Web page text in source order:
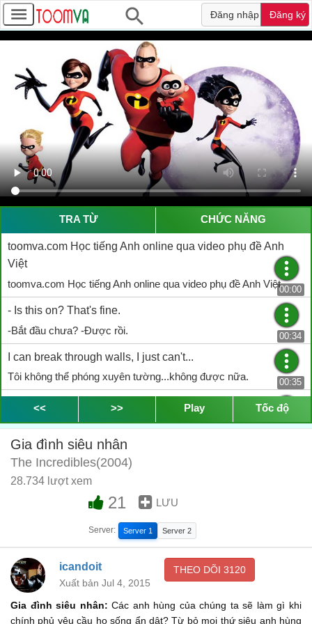
Đăng nhập Đăng ký
TRA TỪ CHỨC NĂNG
toomva.com Học tiếng Anh online qua video phụ đề Anh
Việt
toomva.com Học tiếng Anh online qua video phụ đề Anh Việt00:00
- Is this on? That's fine.
-Bắt đầu chưa? -Được rồi.
00:34
I can break through walls, I just can't...
Tôi không thể phóng xuyên tường...không được nữa.
00:35
That's fine. - I can't get this on.
-Cũng được. -Mặc bộ áo này cũng hết vừa.
00:38
Mr. Incredible... Do you have a secret identity?
Ông Incredible... Ông có danh tánh bí mật nào không?
Every superhero has a secret identity.
I don't know a single one who doesn't.
Tôi không biết người nào mà lại không có.
Who wants the pressure of being super all the time?
Ai lại muốn bị áp lực vì cứ phải làm siêu nhân suốt?
00:48
<< >> Play Tốc độ
Gia đình siêu nhân
The Incredibles(2004)
28.734 lượt xem
21 LƯU
Server: Server 1 Server 2
icandoit
Xuất bản Jul 4, 2015
THEO DÕI 3120
Gia đình siêu nhân:Các anh hùng của chúng ta sẽ làm gì khi
chính phủ yêu cầu họ sống ẩn dật? Từ bỏ mọi thứ siêu anh hùng